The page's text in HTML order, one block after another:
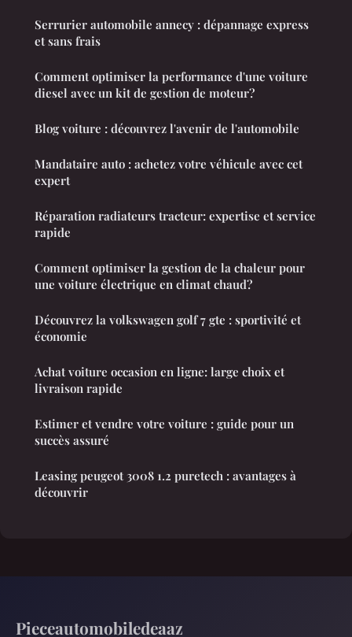
Serrurier automobile annecy : dépannage express
et sans frais
Comment optimiser la performance d'une voiture
diesel avec un kit de gestion de moteur?
Blog voiture : découvrez l'avenir de l'automobile
Mandataire auto : achetez votre véhicule avec cet
expert
Réparation radiateurs tracteur: expertise et service
rapide
Comment optimiser la gestion de la chaleur pour
une voiture électrique en climat chaud?
Découvrez la volkswagen golf 7 gte : sportivité et
économie
Achat voiture occasion en ligne: large choix et
livraison rapide
Estimer et vendre votre voiture : guide pour un
succès assuré
Leasing peugeot 3008 1.2 puretech : avantages à
découvrir
Pieceautomobiledeaaz